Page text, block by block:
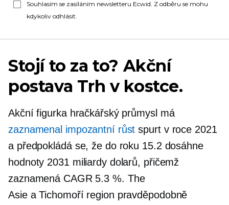
Souhlasím se zasíláním newsletteru Ecwid. Z odběru se mohu
kdykoliv odhlásit.
Stojí to za to? Akční
postava Trh v kostce.
Akční figurka hračkářský průmysl má
zaznamenal impozantní růst spurt v roce 2021
a předpokládá se, že do roku 15.2 dosáhne
hodnoty 2031 miliardy dolarů, přičemž
zaznamená CAGR 5.3 %. The
Asie a Tichomoříregion pravděpodobně